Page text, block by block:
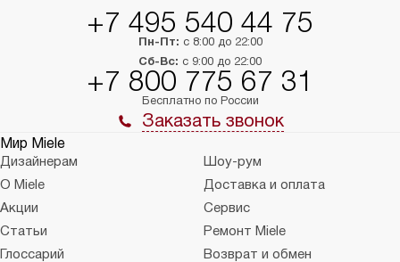
+7 495 540 44 75
Пн-Пт: с 8:00 до 22:00
Сб-Вс: с 9:00 до 22:00
+7 800 775 67 31
Бесплатно по России
Заказать звонок
Мир Miele
Дизайнерам
Шоу-рум
О Miele
Доставка и оплата
Акции
Сервис
Статьи
Ремонт Miele
Глоссарий
Возврат и обмен